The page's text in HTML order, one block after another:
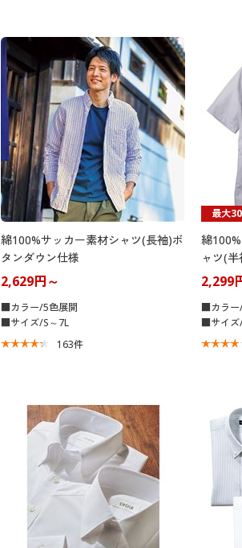
綿100%サッカー素材シャツ(長袖)ボ
タンダウン仕様
2,629円～
■カラー/5色展開
■サイズ/S～7L
163件
最大
綿
ャツ(
2,299
■カラー
■サイズ